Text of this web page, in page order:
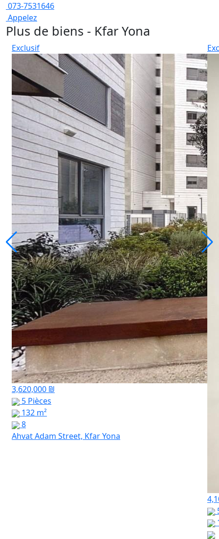
073-7531646
Appelez
Plus de biens - Kfar Yona
Exclusif
3,620,000 ₪
5 Pièces
132 m²
8
Ahvat Adam Street, Kfar Yona